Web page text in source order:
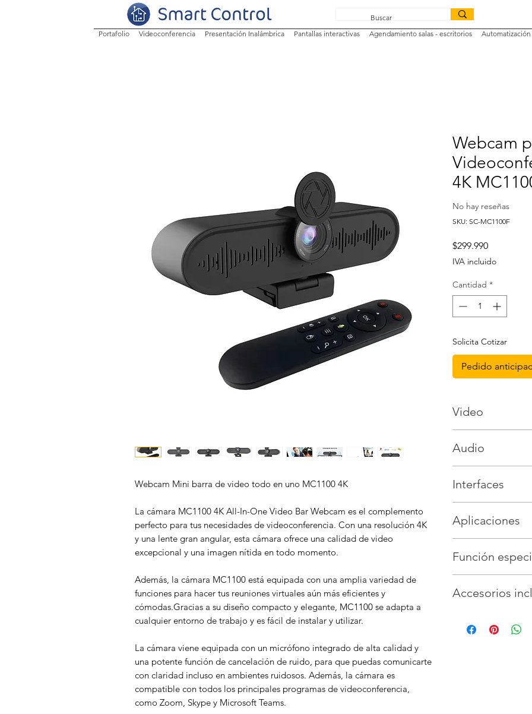
Portafolio Videoconferencia Presentación Inalámbrica Pantallas interactivas Agendamiento salas - escritorios Automatización
Webcam Mini barra de video todo en uno MC1100 4K
La cámara MC1100 4K All-In-One Video Bar Webcam es el complemento
perfecto para tus necesidades de videoconferencia. Con una resolución 4K
y una lente gran angular, esta cámara ofrece una calidad de video
excepcional y una imagen nítida en todo momento.
Además, la cámara MC1100 está equipada con una amplia variedad de
funciones para hacer tus reuniones virtuales aún más eficientes y
cómodas.Gracias a su diseño compacto y elegante, MC1100 se adapta a
cualquier entorno de trabajo y es fácil de instalar y utilizar.
La cámara viene equipada con un micrófono integrado de alta calidad y
una potente función de cancelación de ruido, para que puedas comunicarte
con claridad incluso en ambientes ruidosos. Además, la cámara es
compatible con todos los principales programas de videoconferencia,
como Zoom, Skype y Microsoft Teams.
Webcam
4K
No hay reseñas
SKU: SC-MC1100F
$299.990Precio
IVA incluido
Cantidad *
Solicita Cotizar
Pedido
Video
CMOS 4K a 30
Modo de
Audio
Cantidad de
Interfaces
privacidad
Aplicaciones
tales como zoom,
videoconferencias
Función
voz automático.
Accesorios
incluidas)